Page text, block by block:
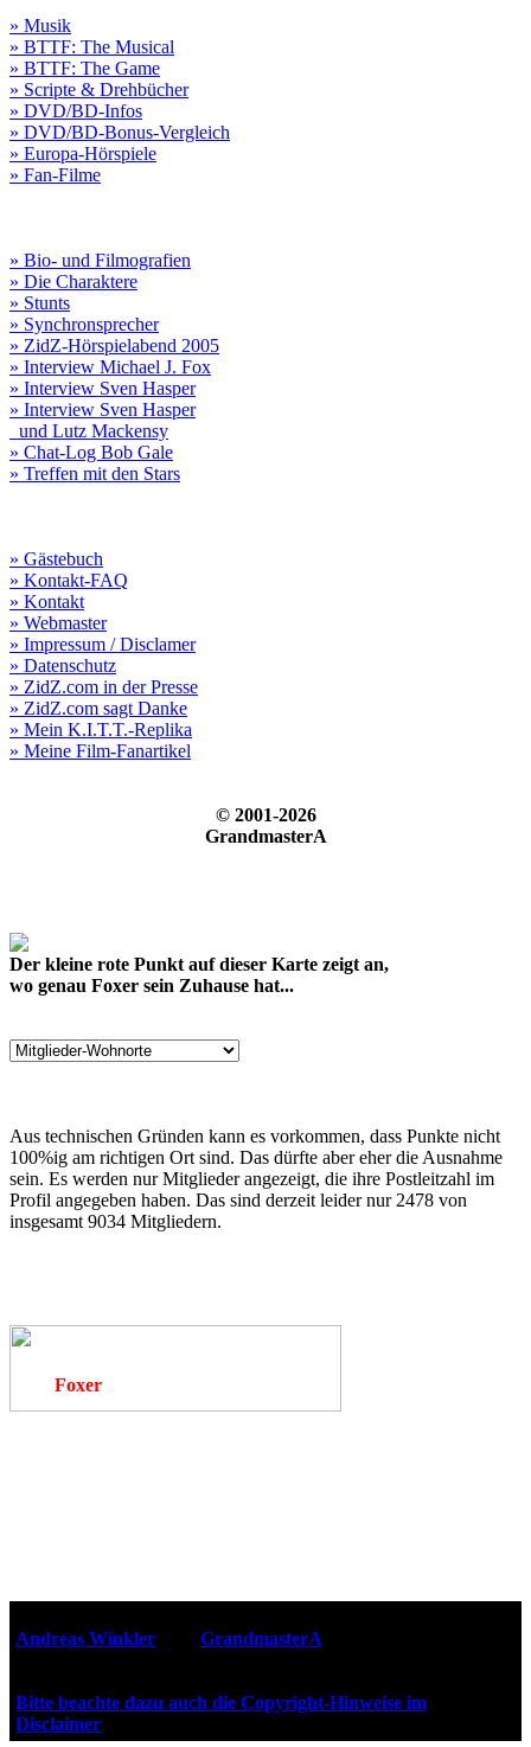
» Musik
» BTTF: The Musical
» BTTF: The Game
» Scripte & Drehbücher
» DVD/BD-Infos
» DVD/BD-Bonus-Vergleich
» Europa-Hörspiele
» Fan-Filme
» Bio- und Filmografien
» Die Charaktere
» Stunts
» Synchronsprecher
» ZidZ-Hörspielabend 2005
» Interview Michael J. Fox
» Interview Sven Hasper
» Interview Sven Hasper
und Lutz Mackensy
» Chat-Log Bob Gale
» Treffen mit den Stars
» Gästebuch
» Kontakt-FAQ
» Kontakt
» Webmaster
» Impressum / Disclamer
» Datenschutz
» ZidZ.com in der Presse
» ZidZ.com sagt Danke
» Mein K.I.T.T.-Replika
» Meine Film-Fanartikel
© 2001-2026
GrandmasterA
Der kleine rote Punkt auf dieser Karte zeigt an,
wo genau Foxer sein Zuhause hat...
Foxer
Aus technischen Gründen kann es vorkommen, dass Punkte nicht
100%ig am richtigen Ort sind. Das dürfte aber eher die Ausnahme
sein. Es werden nur Mitglieder angezeigt, die ihre Postleitzahl im
Profil angegeben haben. Das sind derzeit leider nur 2478 von
insgesamt 9034 Mitgliedern.
Andreas Winkler
GrandmasterA
Bitte beachte dazu auch die Copyright-Hinweise im
Disclaimer